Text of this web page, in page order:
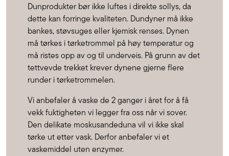
Dunprodukter bør ikke luftes i direkte sollys, da
dette kan forringe kvaliteten. Dundyner må ikke
bankes, støvsuges eller kjemisk renses. Dynen
må tørkes i tørketrommel på høy temperatur og
må ristes opp av og til underveis. På grunn av det
tettvevde trekket krever dynene gjerne flere
runder i tørketrommelen.
Vi anbefaler å vaske de 2 ganger i året for å få
vekk fuktigheten vi legger fra oss når vi sover.
Den delikate moskusandeduna vil vi ikke skal
tørke ut etter vask. Derfor anbefaler vi et
vaskemiddel uten enzymer.